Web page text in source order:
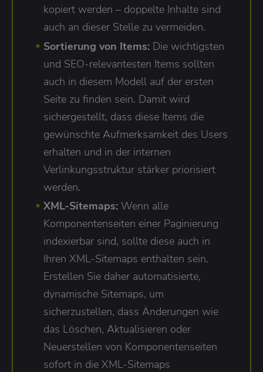
kopiert werden – doppelte Inhalte sind
auch an dieser Stelle zu vermeiden.
Sortierung von Items: Die wichtigsten
und SEO-relevantesten Items sollten
auch in diesem Modell auf der ersten
Seite zu finden sein. Damit wird
sichergestellt, dass diese Items die
gewünschte Aufmerksamkeit des Users
erhalten und in der internen
Verlinkungsstruktur stärker priorisiert
werden.
XML-Sitemaps: Wenn alle
Komponentenseiten einer Paginierung
indexierbar sind, sollte diese auch in
Ihren XML-Sitemaps enthalten sein.
Erstellen Sie daher automatisierte,
dynamische Sitemaps, um
sicherzustellen, dass Änderungen wie
das Löschen, Aktualisieren oder
Neuerstellen von Komponentenseiten
sofort in die XML-Sitemaps